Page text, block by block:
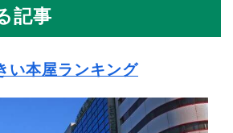
記事
い本屋ランキング